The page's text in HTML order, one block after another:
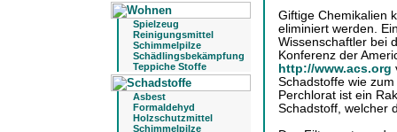
Spielzeug
Reinigungsmittel
Schimmelpilze
Schädlingsbekämpfung
Teppiche Stoffe
Asbest
Formaldehyd
Holzschutzmittel
Schimmelpilze
Giftige Chemikalien
eliminiert werden.
Wissenschaftler bei
Konferenz der
http://www.acs.org
Schadstoffe wie
Perchlorat ist ein
Schadstoff, welcher